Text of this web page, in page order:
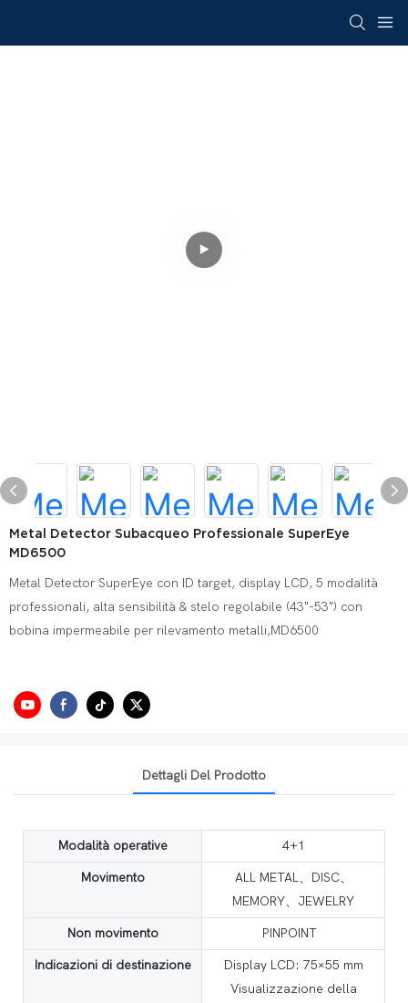
Metal Detector Subacqueo Professionale SuperEye
MD6500
Metal Detector SuperEye con ID target, display LCD, 5 modalità
professionali, alta sensibilità & stelo regolabile (43"-53") con
bobina impermeabile per rilevamento metalli,MD6500
Dettagli Del Prodotto
Modalità operative 4+1
Movimento
ALL METAL、DISC、
MEMORY、JEWELRY
Non movimento PINPOINT
Indicazioni di destinazione
Display LCD: 75×55 mm
Visualizzazione della